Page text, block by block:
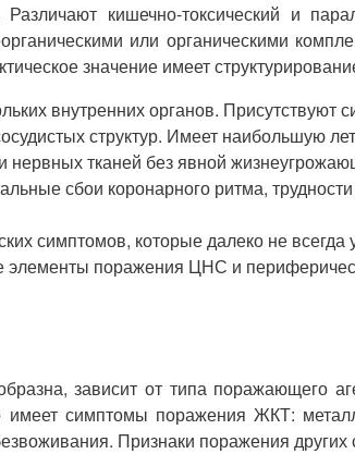
кишечно-токсический и
или органическими
значение имеет
внутренних органов. Присутствуют
структур. Имеет наибольшую
тканей без явной
сбои коронарного ритма,
симптомов, которые далеко не
поражения ЦНС и
зависит от типа поражающего
симптомы поражения ЖКТ:
Признаки поражения других